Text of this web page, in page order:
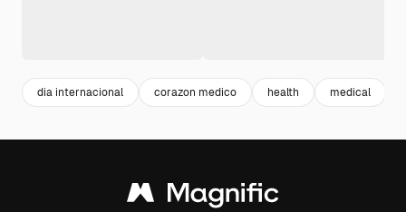
dia internacional corazon medico health medical